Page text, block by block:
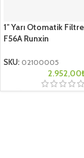
1″ Yarı Otomatik
F56A Runxin
SKU: 02100005
2.952,00